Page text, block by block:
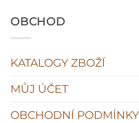
OBCHOD
KATALOGY ZBOŽÍ
MŮJ ÚČET
OBCHODNÍ PODMÍNKY